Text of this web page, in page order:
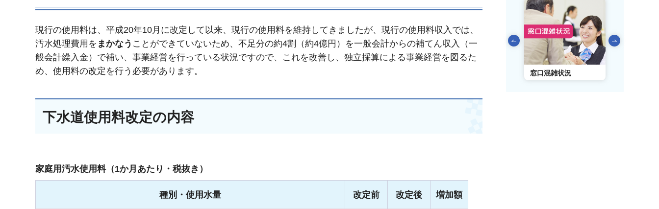
現行の使用料は、平成20年10月に改定して以来、現行の使用料を維持してきましたが、現行の使用料収入では、
汚水処理費用を まかなう ことができていないため、不足分の約4割（約4億円）を一般会計からの補てん収入（一
般会計繰入金）で補い、事業経営を行っている状況ですので、これを改善し、独立採算による事業経営を図るた
め、使用料の改定を行う必要があります。
下水道使用料改定の内容
家庭用汚水使用料（1か月あたり・税抜き）
種別・使用水量 改定前 改定後 増加額
前のスライドを表示
窓口混雑状況